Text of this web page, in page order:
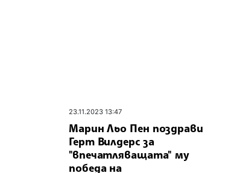
23.11.2023 13:47
Марин Льо Пен поздрави
Герт Вилдерс за
"впечатляващата" му
победа на